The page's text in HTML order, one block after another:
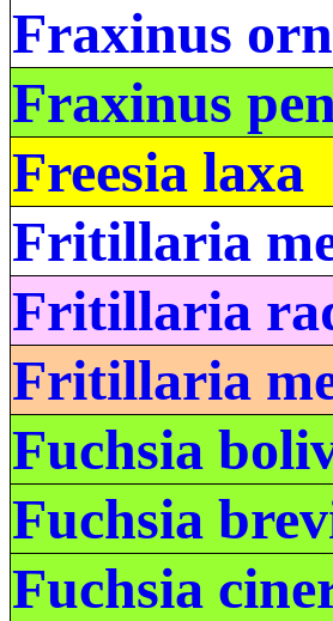
Fraxinus
Fraxinus
Freesia laxa
Fritillaria
Fritillaria
Fritillaria
Fuchsia
Fuchsia
Fuchsia